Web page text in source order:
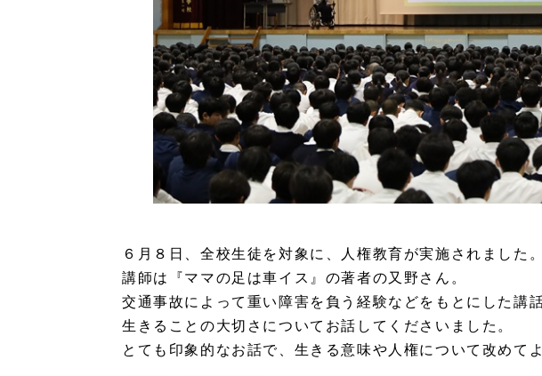
６月８日、全校生徒を対象に、人権教育が実施されました。
講師は『ママの足は車イス』の著者の又野さん。
交通事故によって重い障害を負う経験などをもとにした講
生きることの大切さについてお話してくださいました。
とても印象的なお話で、 生きる意味や人権について改めて